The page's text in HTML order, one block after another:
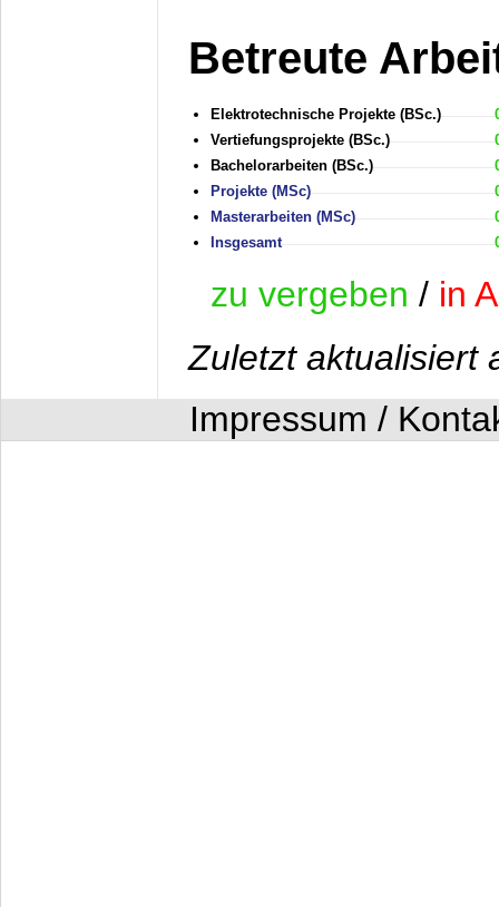
Betreute
Elektrotechnische Projekte (BSc.)
Vertiefungsprojekte (BSc.)
Bachelorarbeiten (BSc.)
Projekte (MSc)
Masterarbeiten (MSc)
Insgesamt
zu vergeben / in
Zuletzt aktualisiert
Impressum /